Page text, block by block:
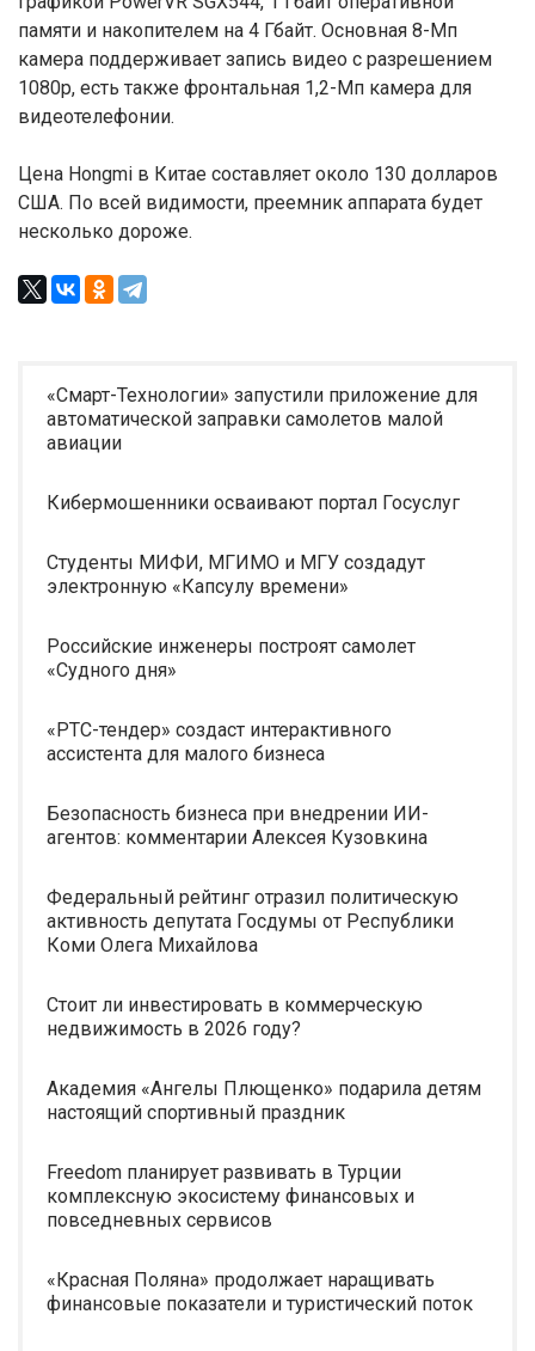
памяти и накопителем на 4 Гбайт. Основная 8-Мп
камера поддерживает запись видео с разрешением
1080p, есть также фронтальная 1,2-Мп камера для
видеотелефонии.
Цена Hongmi в Китае составляет около 130 долларов
США. По всей видимости, преемник аппарата будет
несколько дороже.
«Смарт-Технологии» запустили приложение для
автоматической заправки самолетов малой
авиации
Кибермошенники осваивают портал Госуслуг
Студенты МИФИ, МГИМО и МГУ создадут
электронную «Капсулу времени»
Российские инженеры построят самолет
«Судного дня»
«РТС-тендер» создаст интерактивного
ассистента для малого бизнеса
Безопасность бизнеса при внедрении ИИ-
агентов: комментарии Алексея Кузовкина
Федеральный рейтинг отразил политическую
активность депутата Госдумы от Республики
Коми Олега Михайлова
Стоит ли инвестировать в коммерческую
недвижимость в 2026 году?
Академия «Ангелы Плющенко» подарила детям
настоящий спортивный праздник
Freedom планирует развивать в Турции
комплексную экосистему финансовых и
повседневных сервисов
«Красная Поляна» продолжает наращивать
финансовые показатели и туристический поток